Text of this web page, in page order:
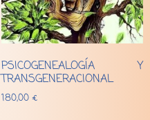
PSICOGENEALOGÍA Y
TRANSGENERACIONAL
180,00€